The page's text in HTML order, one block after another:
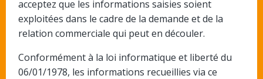
acceptez que les informations saisies soient
exploitées dans le cadre de la demande et de la
relation commerciale qui peut en découler.
Conformément à la loi informatique et liberté du
06/01/1978, les informations recueillies via ce